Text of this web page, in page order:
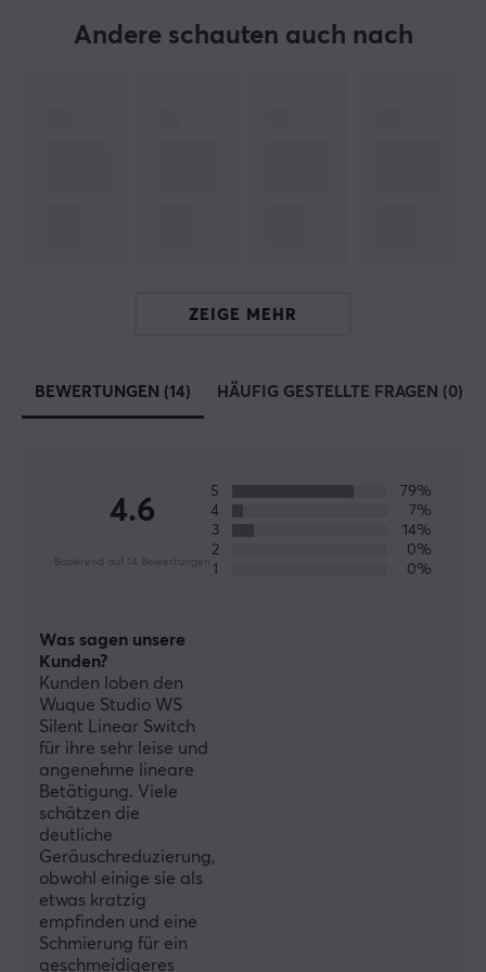
maßgeschneiderten Tastaturen und Zubehörteile zu
des Feedbacks ihrer engagierten Gemeinschaft von
Gaming- und Tastatur-Enthusiasten hat sich Wuque
Studio bemüht, die perfekten Tastaturen und anderes
Zubehör für Gaming zu entwickeln. Ziel ist es, das
Bedürfnisse und Anforderungen jedes Nutzers
anzupassen.
TECHNISCHE DATEN
EIGENSCHAFTEN
Actuation
47±5gf
Bottom out
Pins
Andere schauten auch nach
ZEIGE MEHR
BEWERTUNGEN (14) HÄUFIG GESTELLTE FRAGEN (0)
4.6
Basierend auf 14 Bewertungen
5
79%
4
7%
3
14%
2
0%
1
0%
Was sagen unsere
Kunden?
Kunden loben den
Wuque Studio WS
Silent Linear Switch
für ihre sehr leise und
angenehme lineare
Betätigung. Viele
schätzen die
deutliche
Geräuschreduzierung,
obwohl einige sie als
etwas kratzig
empfinden und eine
Schmierung für ein
geschmeidigeres